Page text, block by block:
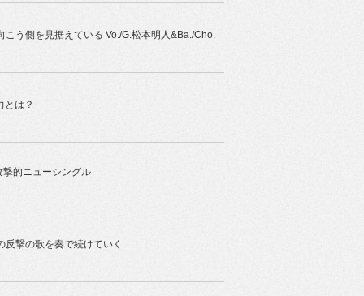
う側を見据えている Vo./G.松本明人&Ba./Cho.
とは？
的ニューシングル
撃の歌を奏で続けていく